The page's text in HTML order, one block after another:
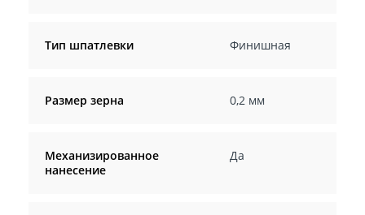
Тип шпатлевки Финишная
Размер зерна 0,2 мм
Механизированное
нанесение
Да